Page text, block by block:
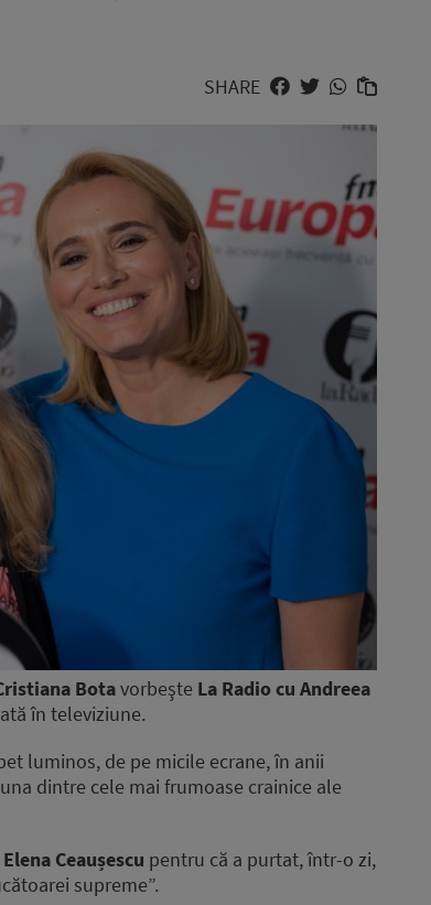
SHARE
Botavorbeşte La Radio cu Andreea
în televiziune.
luminos, de pe micile ecrane, în anii
dintre cele mai frumoase crainice ale
Elena Ceaușescu pentru că a purtat, într-o zi,
supreme”.